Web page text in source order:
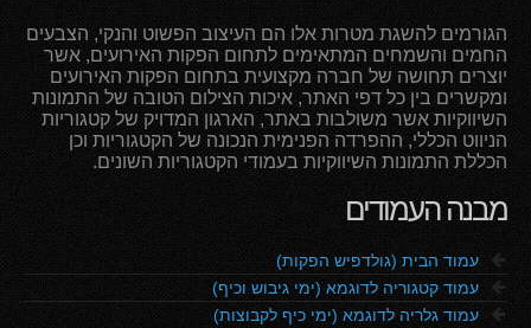
הגורמים להשגת מטרות אלו הם העיצוב הפשוט והנקי, הצבעים
החמים והשמחים המתאימים לתחום הפקות האירועים, אשר
יוצרים תחושה של חברה מקצועית בתחום הפקות האירועים
ומקשרים בין כל דפי האתר, איכות הצילום הטובה של התמונות
השיווקיות אשר משולבות באתר, הארגון המדויק של קטגוריות
הניווט הכללי, ההפרדה הפנימית הנכונה של הקטגוריות וכן
הכללת התמונות השיווקיות בעמודי הקטגוריות השונים.
מבנה העמודים
f עמוד הבית (גולדפיש הפקות)
f עמוד קטגוריה לדוגמא (ימי גיבוש וכיף)
f עמוד גלריה לדוגמא (ימי כיף לקבוצות)